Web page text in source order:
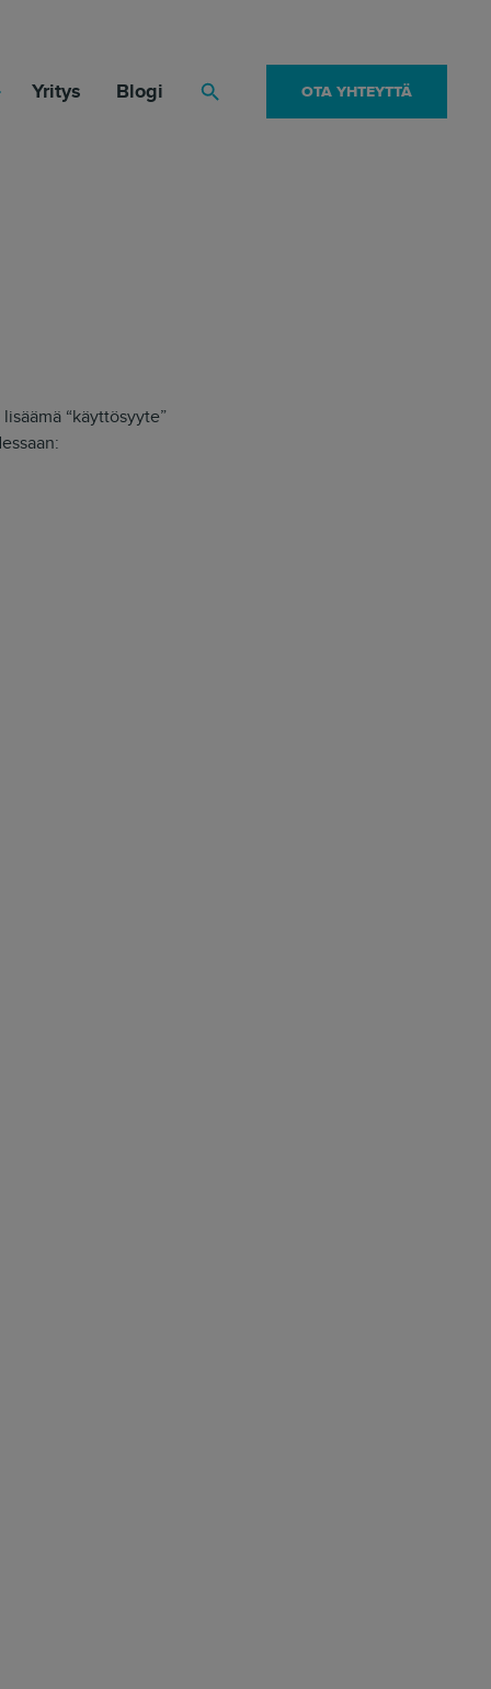
Yritys Blogi OTA YHTEYTTÄ
“käyttösyyte”